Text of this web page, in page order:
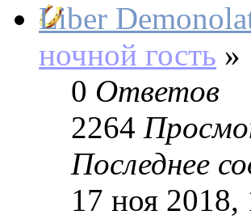
Liber
ночной гость »
0 Ответов
2264
Последнее
17 ноя 2018,